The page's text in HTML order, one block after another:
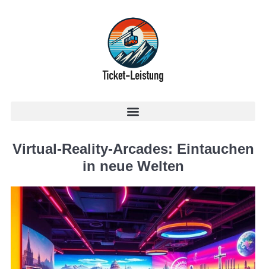
Virtual-Reality-Arcades: Eintauchen
in neue Welten